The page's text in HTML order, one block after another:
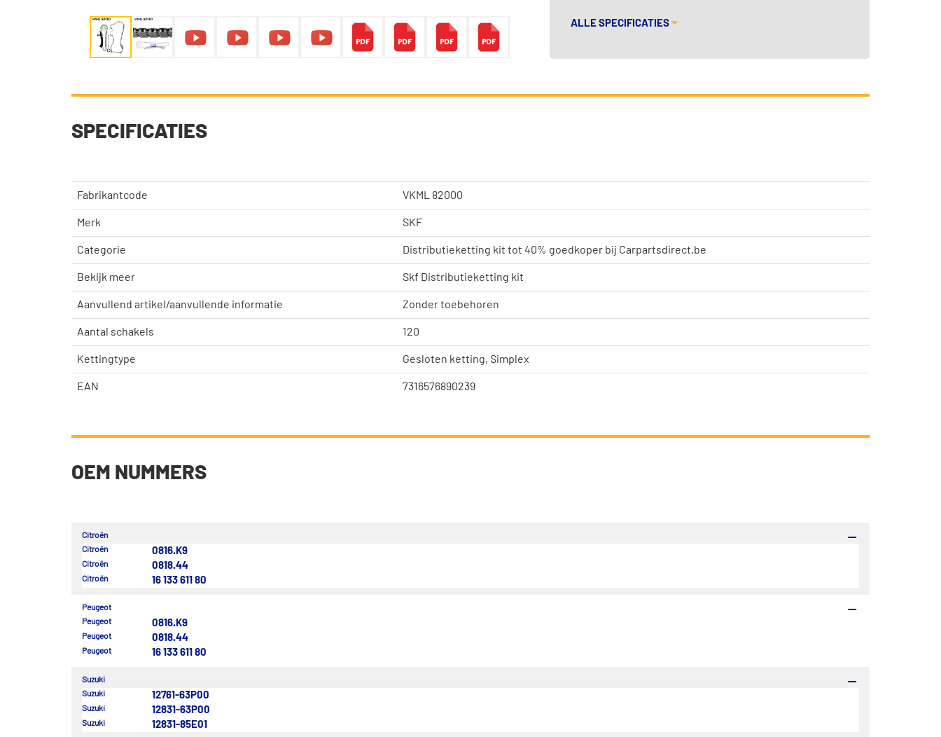
ALLE SPECIFICATIES
SPECIFICATIES
Fabrikantcode VKML 82000
Merk SKF
Categorie Distributieketting kit tot 40% goedkoper bij Carpartsdirect.be
Bekijk meer Skf Distributieketting kit
Aanvullend artikel/aanvullende informatie Zonder toebehoren
Aantal schakels 120
Kettingtype Gesloten ketting, Simplex
EAN 7316576890239
OEM NUMMERS
Citroën
Citroën
0816.K9
Citroën 0818.44
Citroën 16 133 611 80
Peugeot
Peugeot
0816.K9
Peugeot 0818.44
Peugeot 16 133 611 80
Suzuki
Suzuki
12761-63P00
Suzuki 12831-63P00
Suzuki 12831-85E01